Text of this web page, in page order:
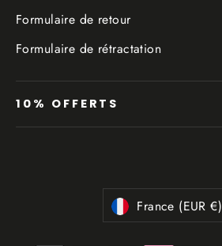
Formulaire de retour
Formulaire de rétractation
10% OFFERTS
Devise
France (EUR €)